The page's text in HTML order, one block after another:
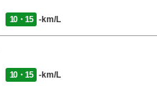
10・15 -km/L
10・15 -km/L